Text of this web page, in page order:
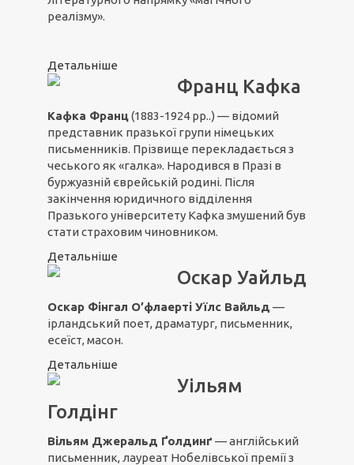
реалізму».
Детальніше
Франц Кафка
Кафка Франц(1883-1924 рр..) — відомий
представник празької групи німецьких
письменників. Прізвище перекладається з
чеського як «галка». Народився в Празі в
буржуазній єврейській родині. Після
закінчення юридичного відділення
Празького університету Кафка змушений був
стати страховим чиновником.
Детальніше
Оскар Уайльд
Оскар Фінгал О’флаерті Уїлс Вайльд —
ірландський поет, драматург, письменник,
есеїст, масон.
Детальніше
Уільям
Голдінг
Вільям Джеральд Ґолдинґ — англійський
письменник, лауреат Нобелівської премії з